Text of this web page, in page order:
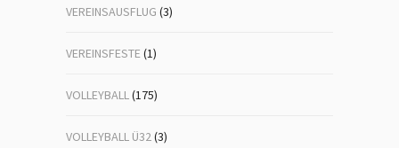
VEREINSAUSFLUG (3)
VEREINSFESTE(1)
VOLLEYBALL(175)
VOLLEYBALL Ü32(3)